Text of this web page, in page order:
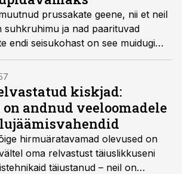
prussakate geene, nii et neil
suhkruhimu ja nad paarituvad
endi seisukohast on see muidugi
meile, kes me prussakatega teab
see halb uudis.
kiskjad:
andnud veeloomadele
hirmu­äratavamad olevused on
oma relvastust täiuslikkuseni
täiustanud – neil on